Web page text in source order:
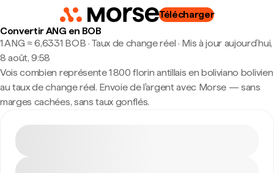
Télécharger
Convertir ANG en BOB
1 ANG ≈ 6,6331 BOB · Taux de change réel · Mis à jour aujourd’hui,
8 août, 9:58
Vois combien représente 1 800 florin antillais en boliviano bolivien
au taux de change réel. Envoie de l'argent avec Morse — sans
marges cachées, sans taux gonflés.